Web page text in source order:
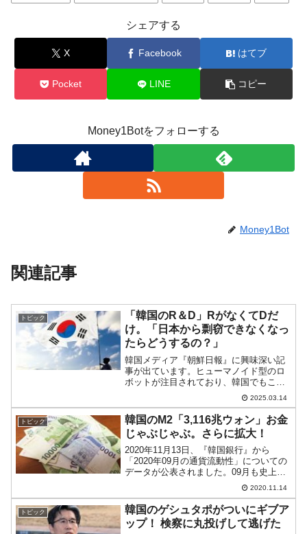
シェアする
X Facebook はてブ
Pocket LINE コピー
Money1Botをフォローする
Money1Bot
関連記事
トピック
「韓国のR＆D」RがなくてDだ
け。「日本から剽窃できなくなっ
たらどうするの？」
韓国メディア『朝鮮日報』に興味深い記
事が出ています。ヒューマノイド型のロ
ボットが注目されており、韓国でもこれ
からは「これだ」という話があります。
『SKグループ』の崔泰源（チェ・テウォ
ン）会長が例によって「注力する」と発
言したりしています。↑...
2025.03.14
トピック
韓国のM2「3,116兆ウォン」お金
じゃぶじゃぶ。さらに拡大！
2020年11月13日、『韓国銀行』から
「2020年09月の通貨流動性」についての
データが公表されました。09月も史上最
高を更新し、M2（至極簡単にいえば市中
にあるお金の量を示します）は「3,115兆
ウォン」まできました。前月比で「約14
兆...
2020.11.14
トピック
韓国のゲシュタポがついにギブア
ップ！ 検察に丸投げして逃げた